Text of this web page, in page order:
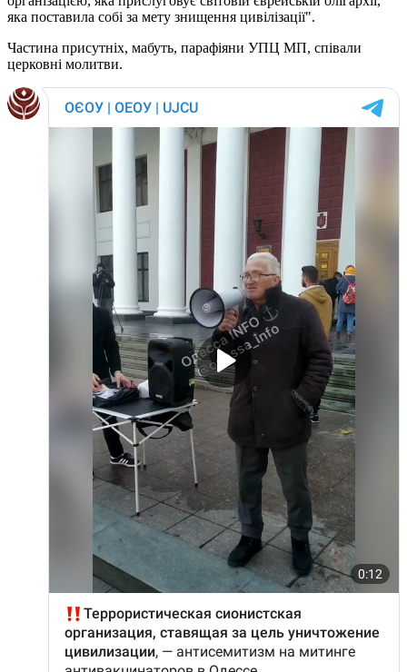
яка поставила собі за мету знищення цивілізації".
Частина присутніх, мабуть, парафіяни УПЦ МП, співали
церковні молитви.